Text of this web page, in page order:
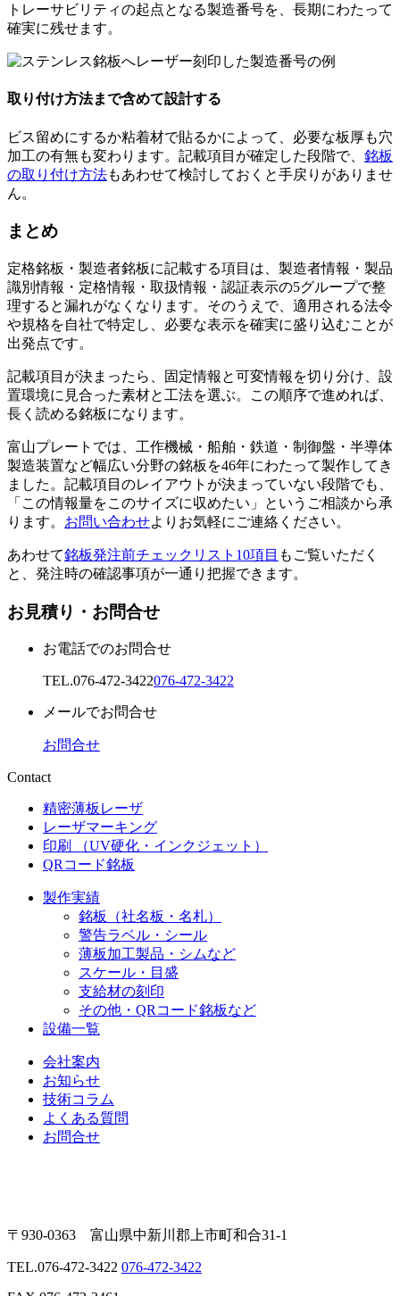
トレーサビリティの起点となる製造番号を、長期にわたって
確実に残せます。
取り付け方法まで含めて設計する
ビス留めにするか粘着材で貼るかによって、必要な板厚も穴
加工の有無も変わります。記載項目が確定した段階で、 銘板
の取り付け方法もあわせて検討しておくと手戻りがありませ
ん。
まとめ
定格銘板・製造者銘板に記載する項目は、製造者情報・製品
識別情報・定格情報・取扱情報・認証表示の5グループで整
理すると漏れがなくなります。そのうえで、適用される法令
や規格を自社で特定し、必要な表示を確実に盛り込むことが
出発点です。
記載項目が決まったら、固定情報と可変情報を切り分け、設
置環境に見合った素材と工法を選ぶ。この順序で進めれば、
長く読める銘板になります。
富山プレートでは、工作機械・船舶・鉄道・制御盤・半導体
製造装置など幅広い分野の銘板を46年にわたって製作してき
ました。記載項目のレイアウトが決まっていない段階でも、
「この情報量をこのサイズに収めたい」というご相談から承
ります。 お問い合わせよりお気軽にご連絡ください。
あわせて銘板発注前チェックリスト10項目 もご覧いただく
と、発注時の確認事項が一通り把握できます。
お見積り・お問合せ
お電話でのお問合せ
TEL.076-472-3422076-472-3422
メールでお問合せ
お問合せ
Contact
精密薄板レーザ
レーザマーキング
印刷 （UV硬化・インクジェット）
QRコード銘板
製作実績
銘板（社名板・名札）
警告ラベル・シール
薄板加工製品・シムなど
スケール・目盛
支給材の刻印
その他・QRコード銘板など
設備一覧
会社案内
お知らせ
技術コラム
よくある質問
お問合せ
〒930-0363 富山県中新川郡上市町和合31-1
TEL.076-472-3422 076-472-3422